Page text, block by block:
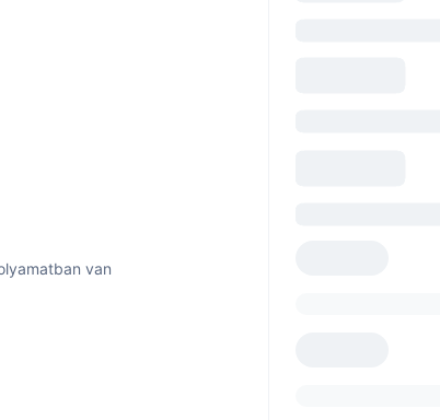
van